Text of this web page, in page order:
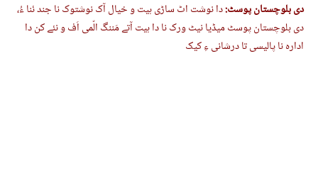
دی بلوچستان پوسٹ:دا نوشت اٹ ساڑی ہیت و خیال آک نوشتوک نا جند ئنا ءُ،
دی بلوچستان پوسٹ میڈیا نیٹ ورک نا دا ہیت آتے مَننگ الّمی اَف و نئے کن دا
ادارہ نا پالیسی تا درشانی ءِ کیک